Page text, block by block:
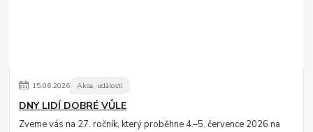
15.06.2026 Akce, události
DNY LIDÍ DOBRÉ VŮLE
Zveme vás na 27. ročník, který proběhne 4.–5. července 2026 na